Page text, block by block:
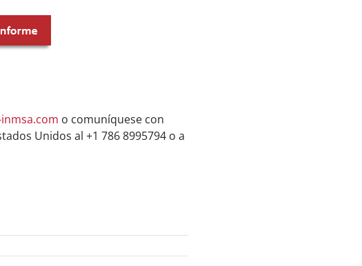
o comuníquese con
Unidos al +1 786 8995794 o a